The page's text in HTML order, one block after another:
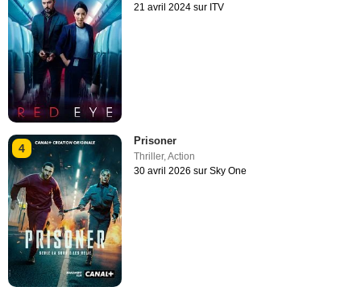
21 avril 2024 sur ITV
4
Prisoner
Thriller,Action
30 avril 2026 sur Sky One